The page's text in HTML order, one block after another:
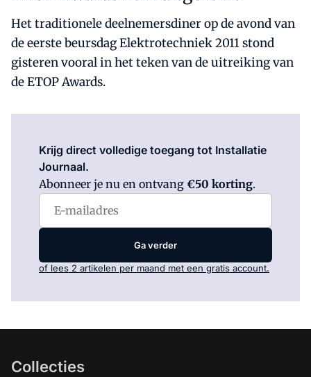
Het traditionele deelnemersdiner op de avond van
de eerste beursdag Elektrotechniek 2011 stond
gisteren vooral in het teken van de uitreiking van
de ETOP Awards.
Krijg direct volledige toegang tot Installatie
Journaal.
Abonneer je nu en ontvang €50 korting.
Ga verder
of lees 2 artikelen per maand met een gratis account.
Collecties